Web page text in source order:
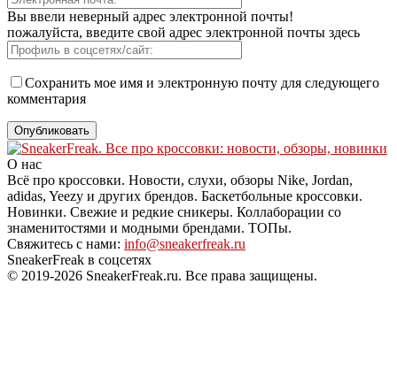
Вы ввели неверный адрес электронной почты!
пожалуйста, введите свой адрес электронной почты здесь
Сохранить мое имя и электронную почту для следующего
комментария
О нас
Всё про кроссовки. Новости, слухи, обзоры Nike, Jordan,
adidas, Yeezy и других брендов. Баскетбольные кроссовки.
Новинки. Свежие и редкие сникеры. Коллаборации со
знаменитостями и модными брендами. ТОПы.
Свяжитесь с нами: info@sneakerfreak.ru
SneakerFreak в соцсетях
© 2019-2026 SneakerFreak.ru. Все права защищены.